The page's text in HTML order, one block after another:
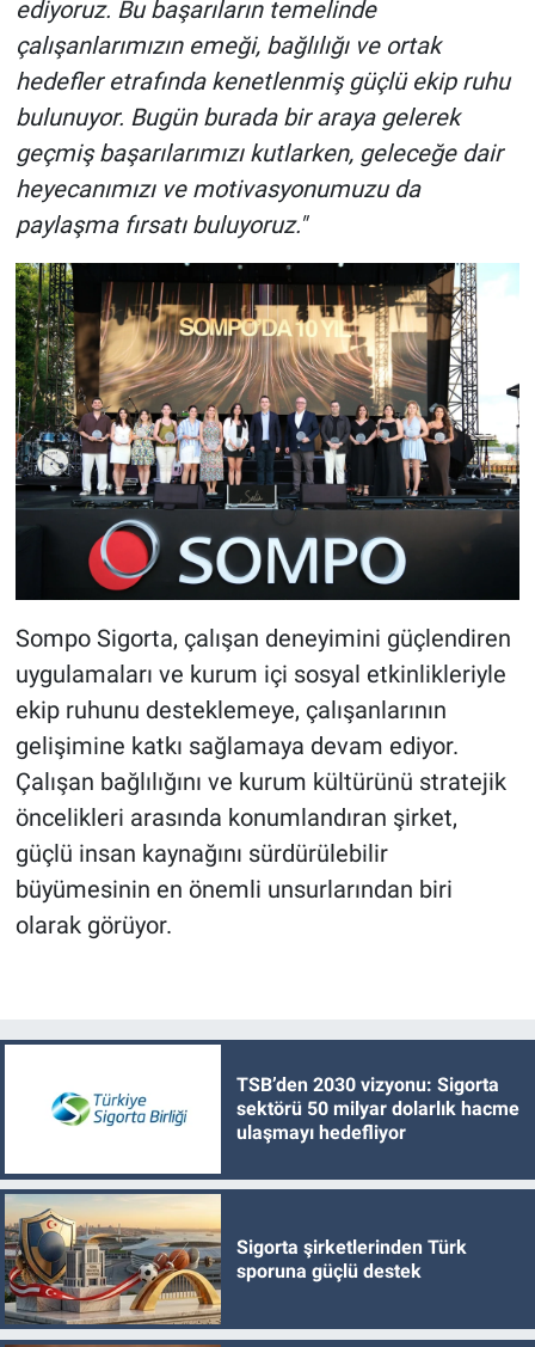
ediyoruz. Bu başarıların temelinde
çalışanlarımızın emeği, bağlılığı ve ortak
hedefler etrafında kenetlenmiş güçlü ekip ruhu
bulunuyor. Bugün burada bir araya gelerek
geçmiş başarılarımızı kutlarken, geleceğe dair
heyecanımızı ve motivasyonumuzu da
paylaşma fırsatı buluyoruz."
Sompo Sigorta, çalışan deneyimini güçlendiren
uygulamaları ve kurum içi sosyal etkinlikleriyle
ekip ruhunu desteklemeye, çalışanlarının
gelişimine katkı sağlamaya devam ediyor.
Çalışan bağlılığını ve kurum kültürünü stratejik
öncelikleri arasında konumlandıran şirket,
güçlü insan kaynağını sürdürülebilir
büyümesinin en önemli unsurlarından biri
olarak görüyor.
TSB’den 2030 vizyonu: Sigorta
sektörü 50 milyar dolarlık hacme
ulaşmayı hedefliyor
Sigorta şirketlerinden Türk
sporuna güçlü destek